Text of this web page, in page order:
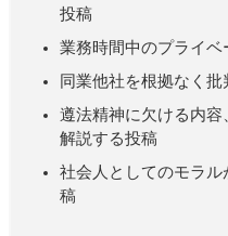
投稿
業務時間中のプライ
同業他社を根拠なく
遵法精神に欠ける内
解説する投稿
社会人としてのモラ
稿